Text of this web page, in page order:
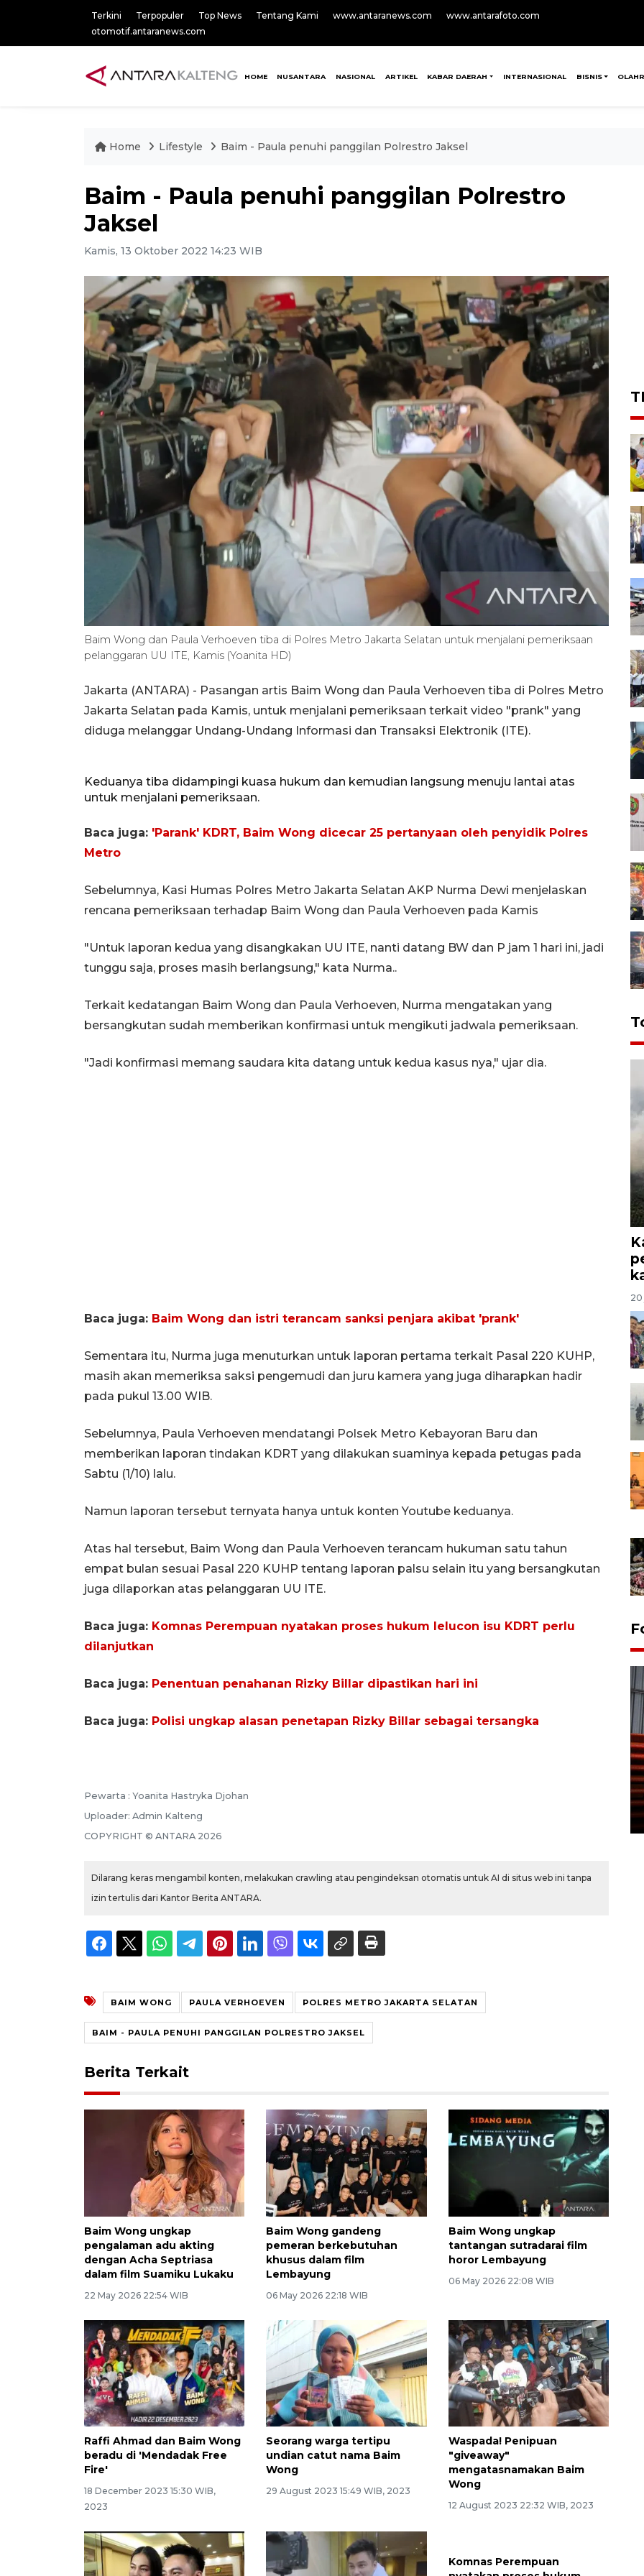
Terkini Terpopuler Top News Tentang Kami www.antaranews.com
www.antarafoto.com
otomotif.antaranews.com
HOME NUSANTARA NASIONAL ARTIKEL KABAR DAERAH INTERNASIONAL BISNIS
Home Lifestyle Baim - Paula penuhi panggilan Polrestro Jaksel
Baim - Paula penuhi panggilan Polrestro
Jaksel
Kamis, 13 Oktober 2022 14:23 WIB
Baim Wong dan Paula Verhoeven tiba di Polres Metro Jakarta Selatan untuk menjalani pemeriksaan
pelanggaran UU ITE, Kamis (Yoanita HD)
Jakarta (ANTARA) - Pasangan artis Baim Wong dan Paula Verhoeven tiba di Polres Metro
Jakarta Selatan pada Kamis, untuk menjalani pemeriksaan terkait video "prank" yang
diduga melanggar Undang-Undang Informasi dan Transaksi Elektronik (ITE).
Keduanya tiba didampingi kuasa hukum dan kemudian langsung menuju lantai atas
untuk menjalani pemeriksaan.
Baca juga: 'Parank' KDRT, Baim Wong dicecar 25 pertanyaan oleh penyidik Polres
Metro
Sebelumnya, Kasi Humas Polres Metro Jakarta Selatan AKP Nurma Dewi menjelaskan
rencana pemeriksaan terhadap Baim Wong dan Paula Verhoeven pada Kamis
"Untuk laporan kedua yang disangkakan UU ITE, nanti datang BW dan P jam 1 hari ini, jadi
tunggu saja, proses masih berlangsung," kata Nurma..
Terkait kedatangan Baim Wong dan Paula Verhoeven, Nurma mengatakan yang
bersangkutan sudah memberikan konfirmasi untuk mengikuti jadwala pemeriksaan.
"Jadi konfirmasi memang saudara kita datang untuk kedua kasus nya," ujar dia.
Baca juga: Baim Wong dan istri terancam sanksi penjara akibat 'prank'
Sementara itu, Nurma juga menuturkan untuk laporan pertama terkait Pasal 220 KUHP,
masih akan memeriksa saksi pengemudi dan juru kamera yang juga diharapkan hadir
pada pukul 13.00 WIB.
Sebelumnya, Paula Verhoeven mendatangi Polsek Metro Kebayoran Baru dan
memberikan laporan tindakan KDRT yang dilakukan suaminya kepada petugas pada
Sabtu (1/10) lalu.
Namun laporan tersebut ternyata hanya untuk konten Youtube keduanya.
Atas hal tersebut, Baim Wong dan Paula Verhoeven terancam hukuman satu tahun
empat bulan sesuai Pasal 220 KUHP tentang laporan palsu selain itu yang bersangkutan
juga dilaporkan atas pelanggaran UU ITE.
Baca juga: Komnas Perempuan nyatakan proses hukum lelucon isu KDRT perlu
dilanjutkan
Baca juga: Penentuan penahanan Rizky Billar dipastikan hari ini
Baca juga: Polisi ungkap alasan penetapan Rizky Billar sebagai tersangka
Pewarta : Yoanita Hastryka Djohan
Uploader: Admin Kalteng
COPYRIGHT © ANTARA 2026
Dilarang keras mengambil konten, melakukan crawling atau pengindeksan otomatis untuk AI di situs web ini tanpa
izin tertulis dari Kantor Berita ANTARA.
BAIM WONG PAULA VERHOEVEN POLRES METRO JAKARTA SELATAN
BAIM - PAULA PENUHI PANGGILAN POLRESTRO JAKSEL
Berita Terkait
Baim Wong ungkap
pengalaman adu akting
dengan Acha Septriasa
dalam film Suamiku Lukaku
22 May 2026 22:54 WIB
Baim Wong gandeng
pemeran berkebutuhan
khusus dalam film
Lembayung
06 May 2026 22:18 WIB
Baim Wong ungkap
tantangan sutradarai film
horor Lembayung
06 May 2026 22:08 WIB
Raffi Ahmad dan Baim Wong
beradu di 'Mendadak Free
Fire'
18 December 2023 15:30 WIB,
2023
Seorang warga tertipu
undian catut nama Baim
Wong
29 August 2023 15:49 WIB, 2023
Waspada! Penipuan
"giveaway"
mengatasnamakan Baim
Wong
12 August 2023 22:32 WIB, 2023
20